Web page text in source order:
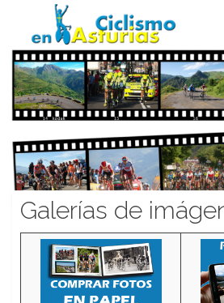
CICLISMO EN ASTURIAS
Galerías de